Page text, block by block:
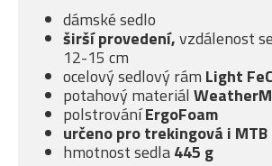
dámské sedlo
širší provedení,vzdálenost
12-15 cm
ocelový sedlový rám Light
potahový materiál
polstrováníErgoFoam
určeno pro trekingová i MTB
hmotnost sedla445 g